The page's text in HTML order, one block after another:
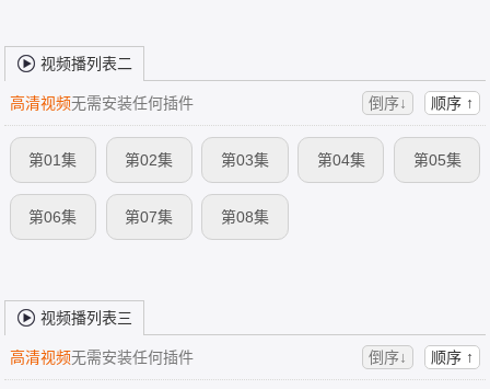
视频播列表二
高清视频无需安装任何插件 倒序↓ 顺序 ↑
第01集 第02集 第03集 第04集 第05集
第06集 第07集 第08集
视频播列表三
高清视频无需安装任何插件 倒序↓ 顺序 ↑